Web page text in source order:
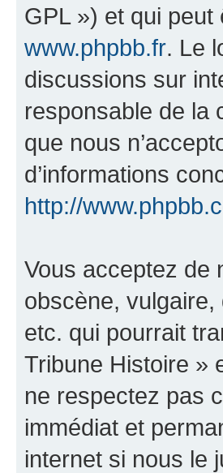
GPL ») et qui
www.phpbb.fr. Le
discussions sur
responsable de la
que nous
d’informations
http://
Vous acceptez de
obscène,
etc. qui pourrait
Tribune Histoire »
ne respectez pas
immédiat et
internet si nous le